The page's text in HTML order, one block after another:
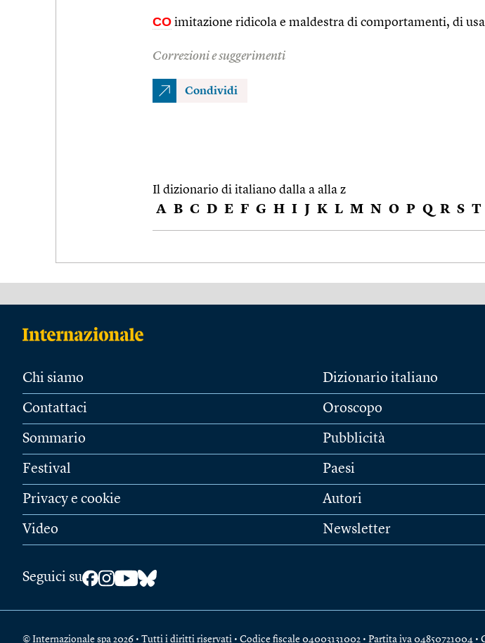
CO imitazione ridicola e maldestra di comportamenti, di
Correzioni e suggerimenti
Condividi
Il dizionario di italiano dalla a alla z
A B C D E F G H I J K L M N O P Q R S T
Chi siamo
Contattaci
Sommario
Festival
Privacy e cookie
Video
Dizionario italiano
Oroscopo
Pubblicità
Paesi
Autori
Newsletter
Seguici su
© Internazionale spa 2026 • Tutti i diritti riservati • Codice fiscale 04003131002 • Partita iva 04850721004 •